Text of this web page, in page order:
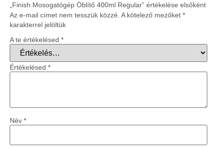
„Finish Mosogatógép Öblítő 400ml Regular” értékelése elsőként
Az e-mail címet nem tesszük közzé. A kötelező mezőket *
karakterrel jelöltük
A te értékelésed *
Értékelésed *
Név *